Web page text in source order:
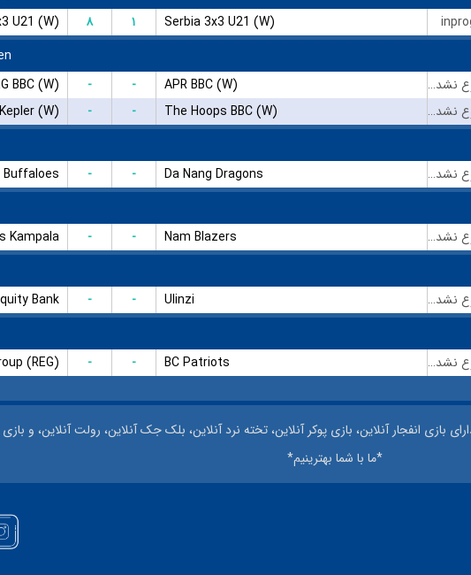
U21 (W)
۸ ۱ Serbia 3x3 U21 (W)
BBC (W)
- - APR BBC (W) بازی شروع نشده است
Kepler (W)
- - The Hoops BBC (W) بازی شروع نشده است
Buffaloes
- - Da Nang Dragons بازی شروع نشده است
Kampala
- - Nam Blazers بازی شروع نشده است
Bank
- - Ulinzi بازی شروع نشده است
(REG)
- - BC Patriots بازی شروع نشده است
انفجار آنلاین، بازی پوکر آنلاین، تخته نرد آنلاین، بلک جک آنلاین، رولت آنلاین، و بازی
*ما با شما بهترینیم*